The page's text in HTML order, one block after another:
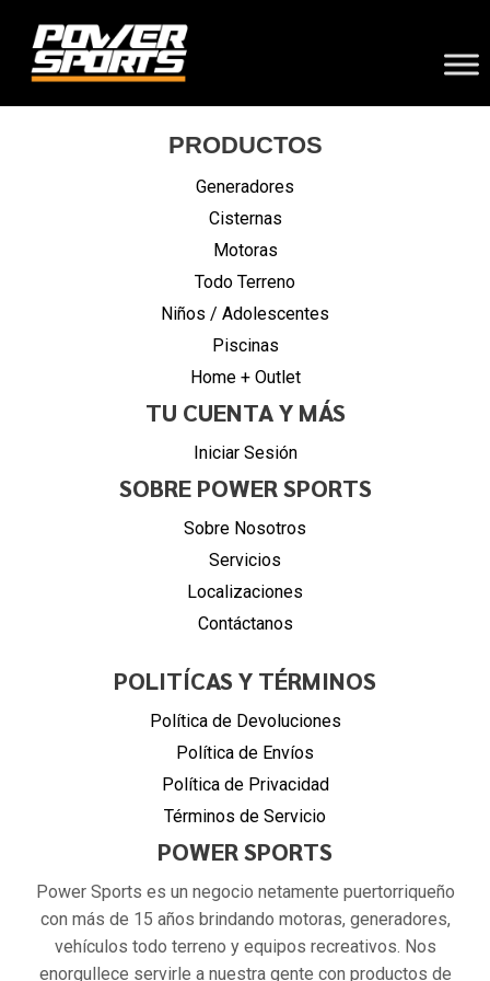
PRODUCTOS
Generadores
Cisternas
Motoras
Todo Terreno
Niños / Adolescentes
Piscinas
Home + Outlet
TU CUENTA Y MÁS
Iniciar Sesión
SOBRE POWER SPORTS
Sobre Nosotros
Servicios
Localizaciones
Contáctanos
POLITÍCAS Y TÉRMINOS
Política de Devoluciones
Política de Envíos
Política de Privacidad
Términos de Servicio
POWER SPORTS
Power Sports es un negocio netamente puertorriqueño
con más de 15 años brindando motoras, generadores,
vehículos todo terreno y equipos recreativos. Nos
enorgullece servirle a nuestra gente con productos de